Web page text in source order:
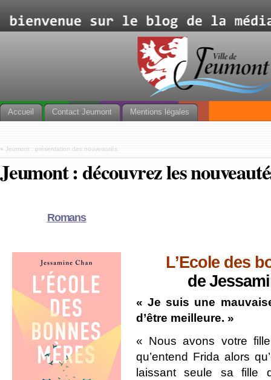
Accueil Contact Jeumont Mentions légales
« Jeumont : présentation des nouveautés
Jeumont : découvrez les
Romans
L’Ecole des
de
« Je suis une
d’être meilleure. »
« Nous avons votre
qu’entend Frida alors
laissant seule sa fille